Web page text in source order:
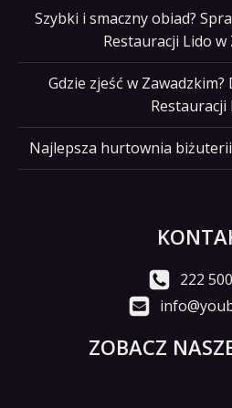
Szybki i smaczny obiad?
Restauracji Lido w
Gdzie zjeść w
Restauracji
Najlepsza hurtownia
222
ZOBACZ